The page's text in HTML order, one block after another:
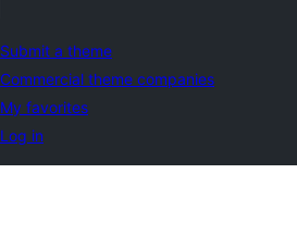
Submit a theme
Commercial theme companies
My favorites
Log in